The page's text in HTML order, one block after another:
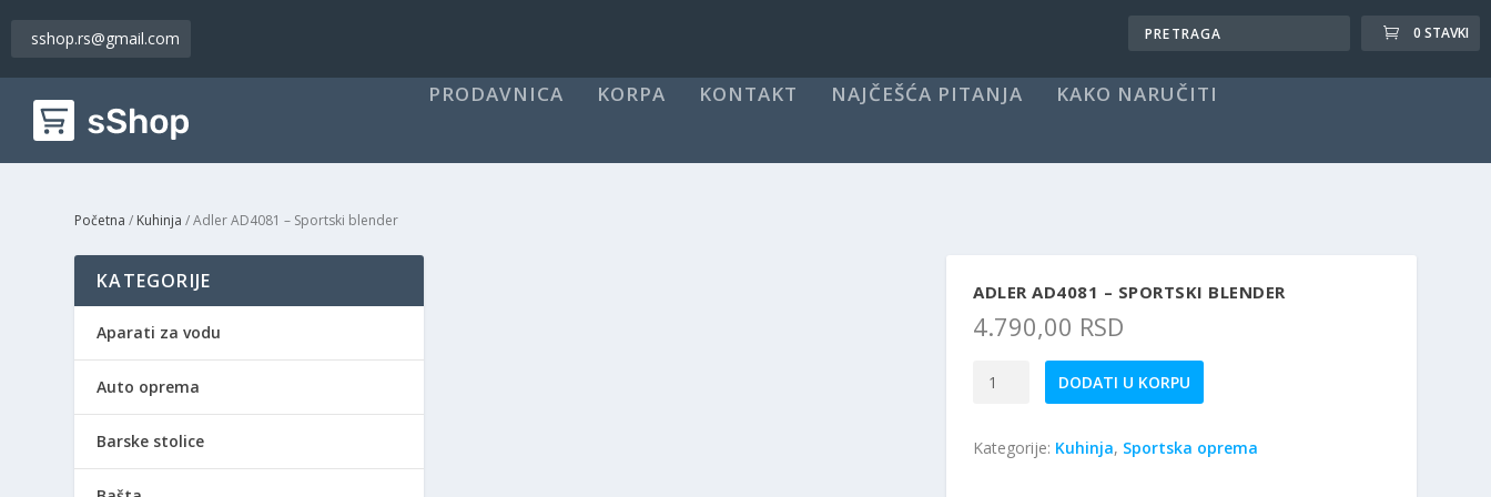
sshop.rs@gmail.com 0 STAVKI
PRODAVNICA KORPA KONTAKT NAJČEŠĆA PITANJA KAKO NARUČITI
Početna / Kuhinja / Adler AD4081 – Sportski blender
ADLER AD4081 – SPORTSKI BLENDER
4.790,00 RSD
Sportski
DODATI U KORPU
Kategorije: Kuhinja, Sportska oprema
KATEGORIJE
Aparati za vodu
Auto oprema
Barske stolice